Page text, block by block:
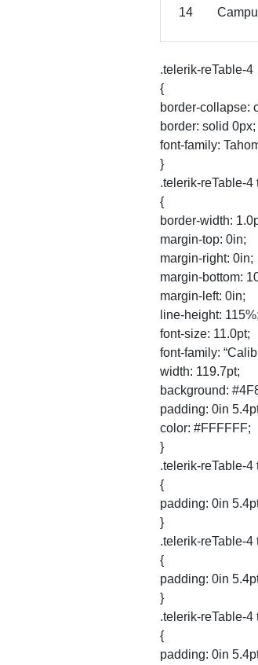
14
.telerik-reTable-4
{
border-collapse:
border: solid 0px;
font-family:
}
.telerik-reTable-
{
border-width:
margin-top: 0in;
margin-right: 0in;
margin-bottom:
margin-left: 0in;
line-height: 115%;
font-size: 11.0pt;
font-family:
width: 119.7pt;
background:
padding: 0in
color: #FFFFFF;
}
.telerik-reTable-
{
padding: 0in
}
.telerik-reTable-
{
padding: 0in
}
.telerik-reTable-
{
padding: 0in